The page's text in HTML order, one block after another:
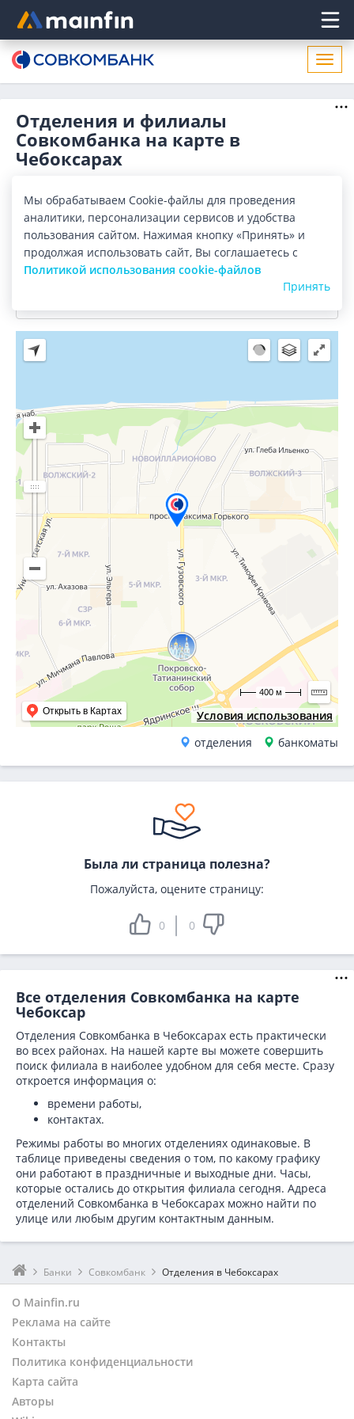
Главное меню
Отделения и филиалы
Совкомбанка на карте в
Чебоксарах
Все банки Карта Список
Город:Чебоксары
Условия использования
Открыть в Картах
400 м
отделения банкоматы
Была ли страница полезна?
Пожалуйста, оцените страницу:
0 0
Все отделения Совкомбанка на карте
Чебоксар
Отделения Совкомбанка в Чебоксарах есть практически
во всех районах. На нашей карте вы можете совершить
поиск филиала в наиболее удобном для себя месте. Сразу
откроется информация о:
времени работы,
контактах.
Режимы работы во многих отделениях одинаковые. В
таблице приведены сведения о том, по какому графику
они работают в праздничные и выходные дни. Часы,
которые остались до открытия филиала сегодня. Адреса
отделений Совкомбанка в Чебоксарах можно найти по
улице или любым другим контактным данным.
Банки Совкомбанк Отделения в Чебоксарах
О Mainfin.ru
Реклама на сайте
Контакты
Политика конфиденциальности
Карта сайта
Авторы
Мы обрабатываем Cookie-файлы для проведения
аналитики, персонализации сервисов и удобства
пользования сайтом. Нажимая кнопку «Принять» и
продолжая использовать сайт, Вы соглашаетесь с
Политикой использования cookie-файлов
Принять